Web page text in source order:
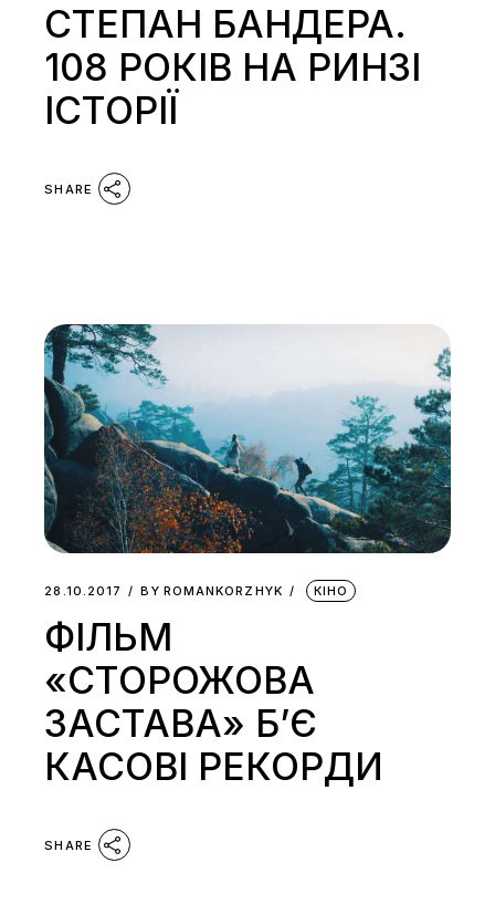
СТЕПАН БАНДЕРА.
108 РОКІВ НА РИНЗІ
ІСТОРІЇ
SHARE
28.10.2017 BY ROMANKORZHYK КІНО
ФІЛЬМ
«СТОРОЖОВА
ЗАСТАВА» Б’Є
КАСОВІ РЕКОРДИ
SHARE